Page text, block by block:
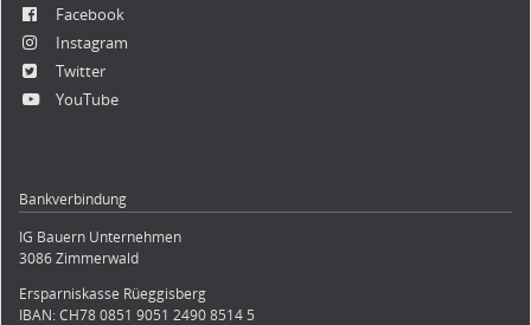
Facebook
Instagram
Twitter
YouTube
Bankverbindung
IG Bauern Unternehmen
3086 Zimmerwald
Ersparniskasse Rüeggisberg
IBAN: CH78 0851 9051 2490 8514 5